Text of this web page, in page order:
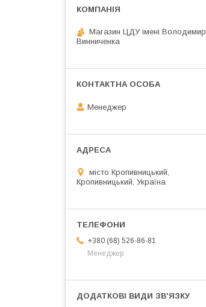
Магазин ЦДУ імені
Винниченка
Менеджер
місто Кропивницький,
Кропивницький, Україна
+380 (68) 526-86-81
Менеджер